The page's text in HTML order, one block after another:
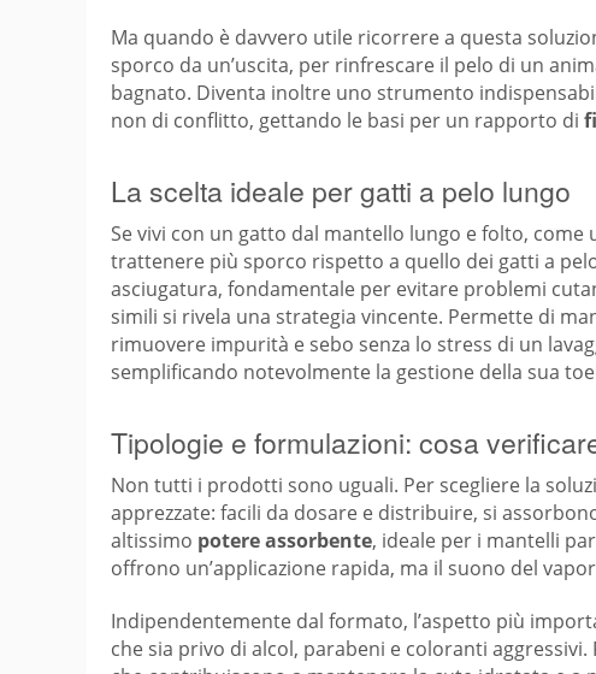
Ma quando è davvero utile ricorrere a questa
sporco da un’uscita, per rinfrescare il pelo di un
bagnato. Diventa inoltre uno strumento
non di conflitto, gettando le basi per un rapporto di
La scelta ideale per gatti a pelo lungo
Se vivi con un gatto dal mantello lungo e folto,
trattenere più sporco rispetto a quello dei gatti a
asciugatura, fondamentale per evitare problemi
simili si rivela una strategia vincente. Permette di
rimuovere impurità e sebo senza lo stress di un
semplificando notevolmente la gestione della sua
Tipologie e formulazioni: cosa
Non tutti i prodotti sono uguali. Per scegliere la
apprezzate: facili da dosare e distribuire, si
altissimo potere assorbente, ideale per i mantelli
offrono un’applicazione rapida, ma il suono del
Indipendentemente dal formato, l’aspetto più
che sia privo di alcol, parabeni e coloranti